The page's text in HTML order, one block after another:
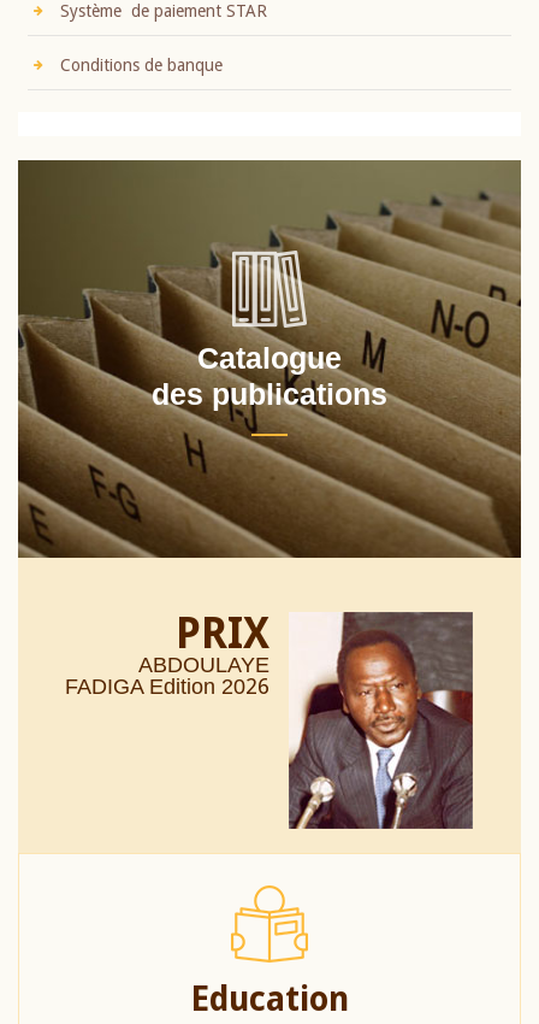
Système de paiement STAR
Conditions de banque
Catalogue
des publications
PRIX
ABDOULAYE
FADIGA Edition 2026
Education